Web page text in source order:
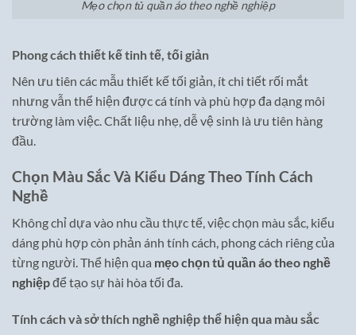
Mẹo chọn tủ quần áo theo nghề nghiệp
Phong cách thiết kế tinh tế, tối giản
Nên ưu tiên các mẫu thiết kế tối giản, ít chi tiết rối mắt
nhưng vẫn thể hiện được cá tính và phù hợp đa dạng môi
trường làm việc. Chất liệu nhẹ, dễ vệ sinh là ưu tiên hàng
đầu.
Chọn Màu Sắc Và Kiểu Dáng Theo Tính Cách
Nghề
Không chỉ dựa vào nhu cầu thực tế, việc chọn màu sắc, kiểu
dáng phù hợp còn phản ánh tính cách, phong cách riêng của
từng người. Thể hiện qua mẹo chọn tủ quần áo theo nghề
nghiệpđể tạo sự hài hòa tối đa.
Tính cách và sở thích nghề nghiệp thể hiện qua màu sắc